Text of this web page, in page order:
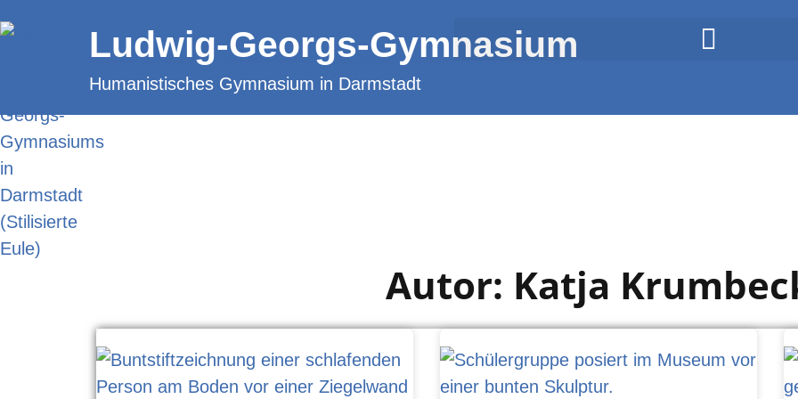
Inhalt
Ludwig-Georgs-Gymnasium
Humanistisches Gymnasium in Darmstadt
Autor: Katja